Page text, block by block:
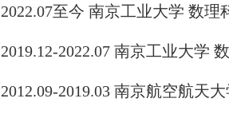
2022.07至今 南京工业大学 数
2019.12-2022.07 南京工业大学
2012.09-2019.03 南京航空航天